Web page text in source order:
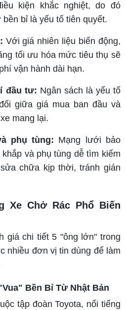
kiện khắc nghiệt, do đó
bỉ là yếu tố tiên quyết.
Với giá nhiên liệu biến động,
tối ưu hóa mức tiêu thụ sẽ
vận hành dài hạn.
đầu tư: Ngân sách là yếu tố
giữa giá mua ban đầu và
mang lại.
phụ tùng: Mạng lưới bảo
và phụ tùng dễ tìm kiếm
chữa kịp thời, tránh gián
Xe Chở Rác Phổ Biến
giá chi tiết 5 "ông lớn" trong
nhiều đơn vị tin dùng để làm
Bền Bỉ Từ Nhật Bản
tập đoàn Toyota, nổi tiếng